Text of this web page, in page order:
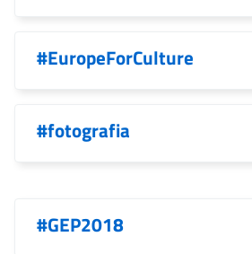
#EuropeForCulture
#fotografia
#GEP2018